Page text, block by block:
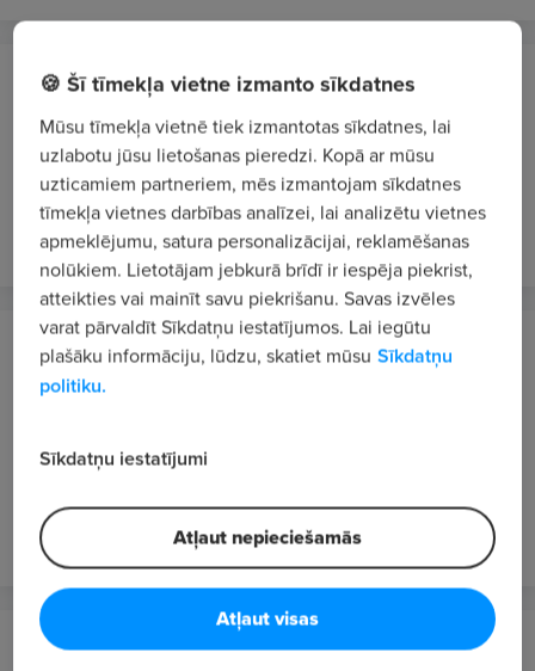
Drogas, AS
Pārdevējs/-a – konsultants/-e Rīgā, T/C "Spice"
No 6 €/st. bruto
pirms 5 dienām
Drogas, AS
Ziepniekkalnā
atlikušas 4 dienas VIP 2
Drogas, AS
🍪 Šī tīmekļa vietne izmanto sīkdatnes
Mūsu tīmekļa vietnē tiek izmantotas sīkdatnes, lai
uzlabotu jūsu lietošanas pieredzi. Kopā ar mūsu
uzticamiem partneriem, mēs izmantojam sīkdatnes
tīmekļa vietnes darbības analīzei, lai analizētu vietnes
apmeklējumu, satura personalizācijai, reklamēšanas
nolūkiem. Lietotājam jebkurā brīdī ir iespēja piekrist,
atteikties vai mainīt savu piekrišanu. Savas izvēles
varat pārvaldīt Sīkdatņu iestatījumos. Lai iegūtu
plašāku informāciju, lūdzu, skatiet mūsu Sīkdatņu
politiku.
Sīkdatņu iestatījumi
Atļaut nepieciešamās
Atļaut visas